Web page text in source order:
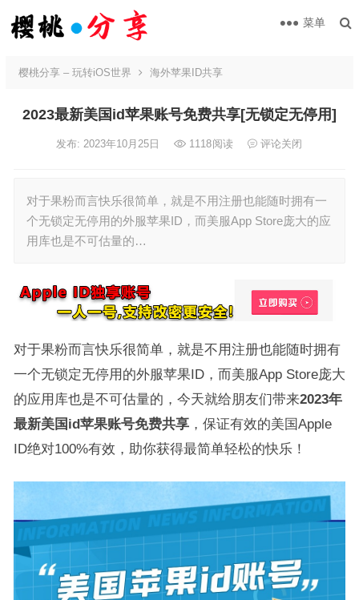
菜单
樱桃分享 – 玩转iOS世界 海外苹果ID共享
2023最新美国id苹果账号免费共享[无锁定无停用]
发布: 2023年10月25日 1118阅读 评论关闭
对于果粉而言快乐很简单，就是不用注册也能随时拥有一
个无锁定无停用的外服苹果ID，而美服App Store庞大的应
用库也是不可估量的…
对于果粉而言快乐很简单，就是不用注册也能随时拥有
一个无锁定无停用的外服苹果ID，而美服App Store庞大
的应用库也是不可估量的，今天就给朋友们带来2023年
最新美国id苹果账号免费共享，保证有效的美国Apple
ID绝对100%有效，助你获得最简单轻松的快乐！